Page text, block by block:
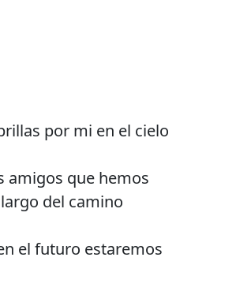
por mi en el cielo
amigos que hemos
del camino
el futuro estaremos